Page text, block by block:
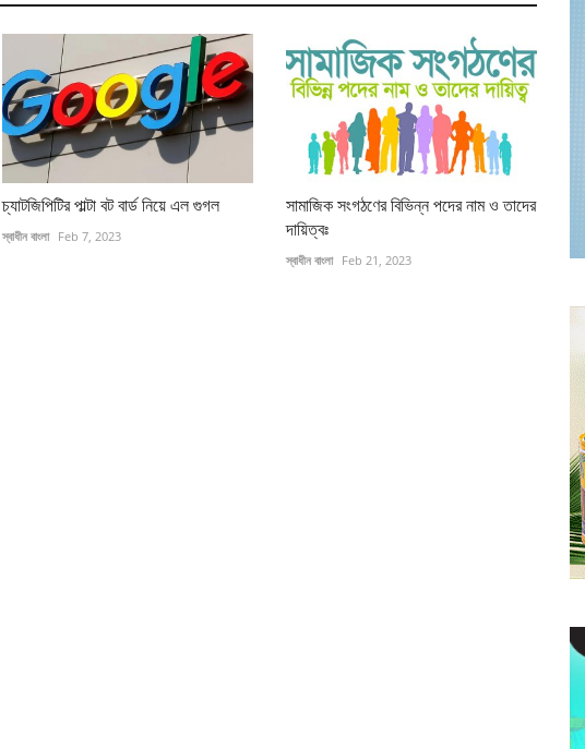
চ্যাটজিপিটির পাল্টা বট বার্ড নিয়ে এল গুগল
স্বাধীন বাংলা Feb 7, 2023
সামাজিক সংগঠণের বিভিন্ন পদের নাম ও তাদের
দায়িত্বঃ
স্বাধীন বাংলা Feb 21, 2023